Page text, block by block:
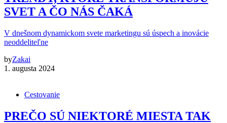
SVET A ČO NÁS ČAKÁ
V dnešnom dynamickom svete marketingu sú úspech a inovácie
neoddeliteľne
byZakai
1. augusta 2024
Cestovanie
PREČO SÚ NIEKTORÉ MIESTA TAK